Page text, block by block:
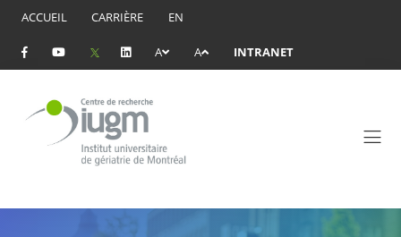
ACCUEIL CARRIÈRE EN
A A INTRANET